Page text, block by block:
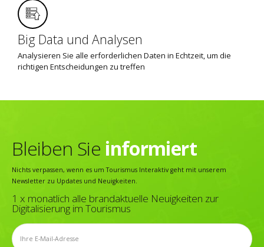
Big Data und Analysen
Analysieren Sie alle erforderlichen Daten in Echtzeit, um die
richtigen Entscheidungen zu treffen
Bleiben Sie informiert
Nichts verpassen, wenn es um Tourismus Interaktiv geht mit unserem
Newsletter zu Updates und Neuigkeiten.
1 x monatlich alle brandaktuelle Neuigkeiten zur
Digitalisierung im Tourismus